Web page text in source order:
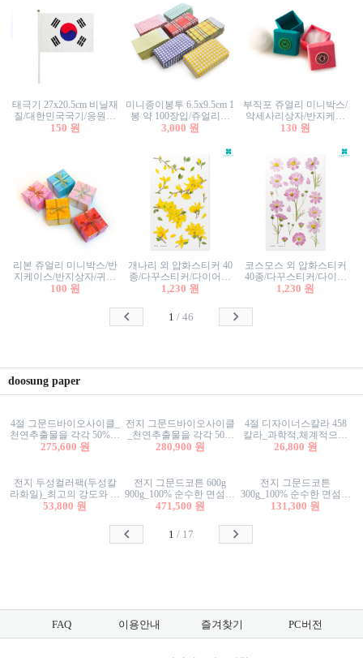
태극기 27x20.5cm 비닐재
질/대한민국국기/응원깃
발/행사깃발
150 원
미니종이봉투 6.5x9.5cm 1
봉 약 100장입/쥬얼리봉
투/증명사진봉투/악세사
3,000 원
부직포 쥬얼리 미니박스/
악세사리상자/반지케이
스/반지상자/귀걸이상자/
130 원
리본 쥬얼리 미니박스/반
지케이스/반지상자/귀걸
이상자/귀걸이박스/악세
100 원
개나리 외 압화스티커 40
종/다꾸스티커/다이어리
꾸미기/꽃스티커/자연물
1,230 원
코스모스 외 압화스티커
40종/다꾸스티커/다이어
리꾸미기/꽃스티커/자연
1,230 원
1 /46
doosung paper
4절 그문드바이오사이클_
천연추출물을 각각 50%이
상 함유한 친환경그래픽
275,600 원
전지 그문드바이오사이클
_천연추출물을 각각 50%
이상 함유한 친환경그래
280,900 원
4절 디자이너스칼라 458
칼라_과학적,체계적으로
분류된 200색을 갖춘 색지
26,800 원
전지 두성컬러팩(두성칼
라화일)_최고의 강도와 평
활성을 지닌 다양한 컬러
53,800 원
전지 그문드코튼 600g
900g_100% 순수한 면섬유
로 만든 친환경프리미엄
471,500 원
전지 그문드코튼
300g_100% 순수한 면섬유
로 만든 친환경프리미엄
131,300 원
1 / 17
FAQ 이용안내 즐겨찾기 PC버전